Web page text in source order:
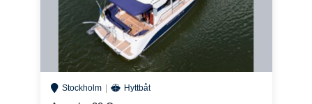
Stockholm Hyttbåt